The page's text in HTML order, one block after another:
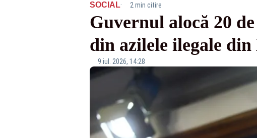
SOCIAL· 2 min citire
Guvernul alocă 20
din azilele ilegale
9 iul. 2026, 14:28